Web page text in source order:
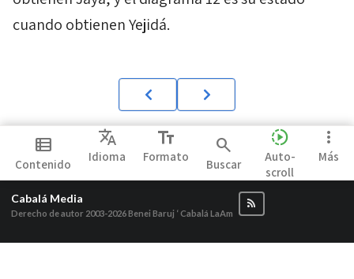
cuando obtienenYejidá.
view_list
Contenido
Translate
Idioma
text_fields
Formato
search
Buscar
slow_motion_video
Auto-
scroll
more_vert
Más
Cabalá Media
Derecho de autor 2003-2026Benei Baruj ‘ Cabalá LaAm